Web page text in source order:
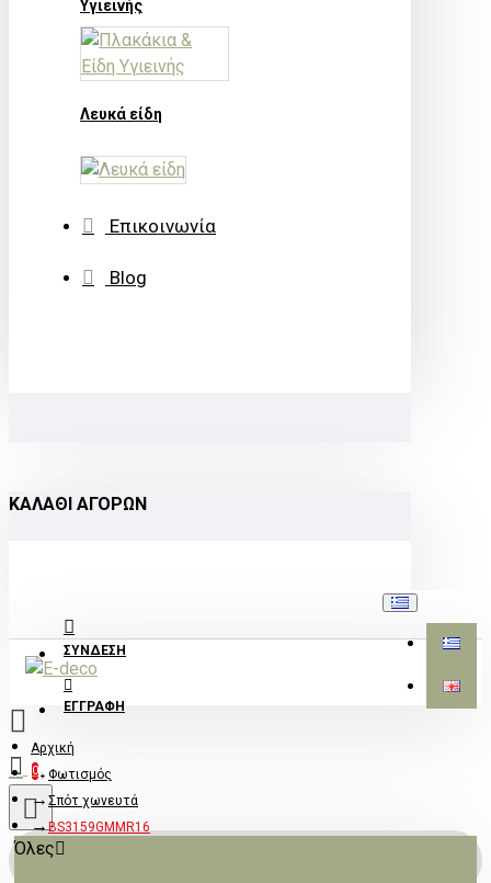
Υγιεινής
Λευκά είδη
Επικοινωνία
Blog
ΚΑΛΆΘΙ ΑΓΟΡΏΝ
ΣΎΝΔΕΣΗ
ΕΓΓΡΑΦΉ
0
Όλες
Αρχική
Φωτισμός
Σπότ χωνευτά
BS3159GMMR16